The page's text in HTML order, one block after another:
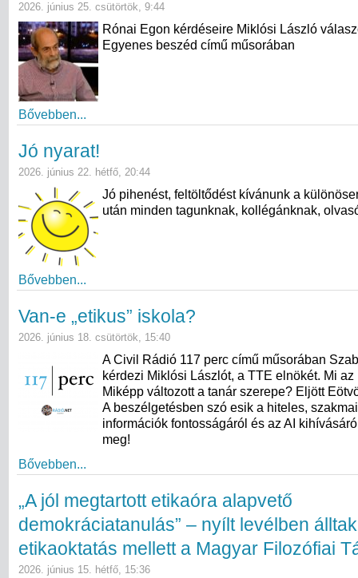
2026. június 25. csütörtök, 9:44
Rónai Egon kérdéseire Miklósi László
Egyenes beszéd című műsorában
Bővebben...
Jó nyarat!
2026. június 22. hétfő, 20:44
Jó pihenést, feltöltődést kívánunk a
után minden tagunknak, kollégánknak,
Bővebben...
Van-e „etikus” iskola?
2026. június 18. csütörtök, 15:40
A Civil Rádió 117 perc című műsorában
kérdezi Miklósi Lászlót, a TTE elnökét. Mi
Miképp változott a tanár szerepe? Eljött
A beszélgetésben szó esik a hiteles,
információk fontosságáról és az AI
meg!
Bővebben...
„A jól megtartott etikaóra alapvető
demokráciatanulás” – nyílt levélben
etikaoktatás mellett a Magyar Filozófiai
2026. június 15. hétfő, 15:36